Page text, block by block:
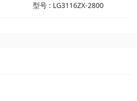
型号 : LG3116ZX-2800